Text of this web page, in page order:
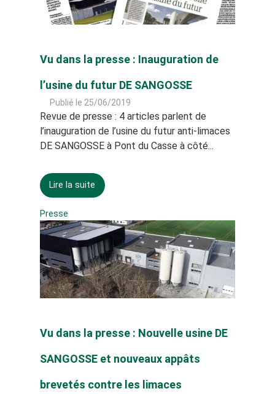
Vu dans la presse : Inauguration de
l’usine du futur DE SANGOSSE
Publié le 25/06/2019
Revue de presse : 4 articles parlent de
l’inauguration de l’usine du futur anti-limaces
DE SANGOSSE à Pont du Casse à côté...
Lire la suite
Presse
Vu dans la presse : Nouvelle usine DE
SANGOSSE et nouveaux appâts
brevetés contre les limaces